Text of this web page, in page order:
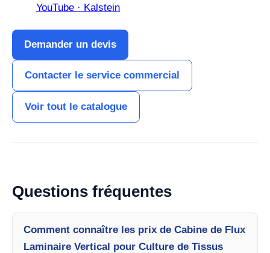
YouTube · Kalstein
Demander un devis
Contacter le service commercial
Voir tout le catalogue
Questions fréquentes
Comment connaître les prix de Cabine de Flux
Laminaire Vertical pour Culture de Tissus